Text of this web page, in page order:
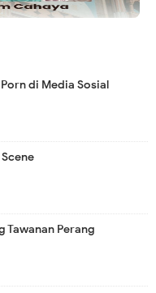
di Media Sosial
Tawanan Perang